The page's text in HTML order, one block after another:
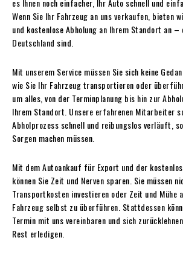
Wenn Sie Ihr Fahrzeug an uns verkaufen, bieten
und kostenlose Abholung an Ihrem Standort an –
Deutschland sind.
Mit unserem Service müssen Sie sich keine
wie Sie Ihr Fahrzeug transportieren oder
um alles, von der Terminplanung bis hin zur
Ihrem Standort. Unsere erfahrenen Mitarbeiter
Abholprozess schnell und reibungslos verläuft,
Sorgen machen müssen.
Mit dem Autoankauf für Export und der
können Sie Zeit und Nerven sparen. Sie müssen
Transportkosten investieren oder Zeit und Mühe
Fahrzeug selbst zu überführen. Stattdessen
Termin mit uns vereinbaren und sich
Rest erledigen.